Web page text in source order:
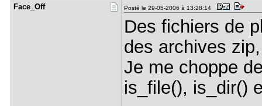
Face_Off Posté le 29-05-2006 à 13:28:14
Des fichiers de
des archives
Je me choppe
is_file(), is_dir()